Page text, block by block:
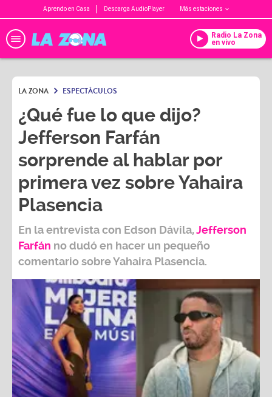
Aprendo en Casa Descarga AudioPlayer Más estaciones
Radio La Zona
en vivo
LA ZONA ESPECTÁCULOS
¿Qué fue lo que dijo?
Jefferson Farfán
sorprende al hablar por
primera vez sobre Yahaira
Plasencia
En la entrevista con Edson Dávila,Jefferson
Farfán no dudó en hacer un pequeño
comentario sobreYahaira Plasencia.